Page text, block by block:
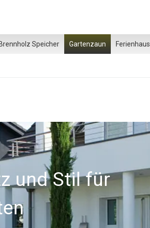
Speicher Gartenzaun Ferienhaus
und Stil für